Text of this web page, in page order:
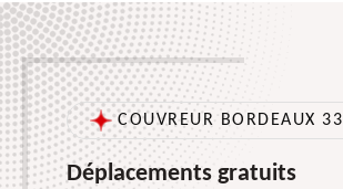
COUVREUR BORDEAUX 33
Déplacements gratuits